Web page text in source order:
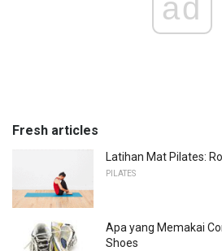
ad
Fresh articles
Latihan Mat Pilates:
PILATES
Apa yang Memakai
Shoes